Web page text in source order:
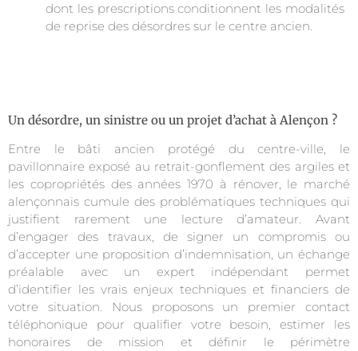
dont les prescriptions conditionnent les modalités
de reprise des désordres sur le centre ancien.
Un désordre, un sinistre ou un projet d’achat à Alençon ?
Entre le bâti ancien protégé du centre-ville, le
pavillonnaire exposé au retrait-gonflement des argiles et
les copropriétés des années 1970 à rénover, le marché
alençonnais cumule des problématiques techniques qui
justifient rarement une lecture d’amateur. Avant
d’engager des travaux, de signer un compromis ou
d’accepter une proposition d’indemnisation, un échange
préalable avec un expert indépendant permet
d’identifier les vrais enjeux techniques et financiers de
votre situation. Nous proposons un premier contact
téléphonique pour qualifier votre besoin, estimer les
honoraires de mission et définir le périmètre